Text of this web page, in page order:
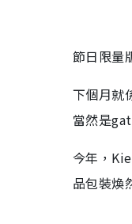
節日限量
下個月就
當然是
今年，
品包裝煥